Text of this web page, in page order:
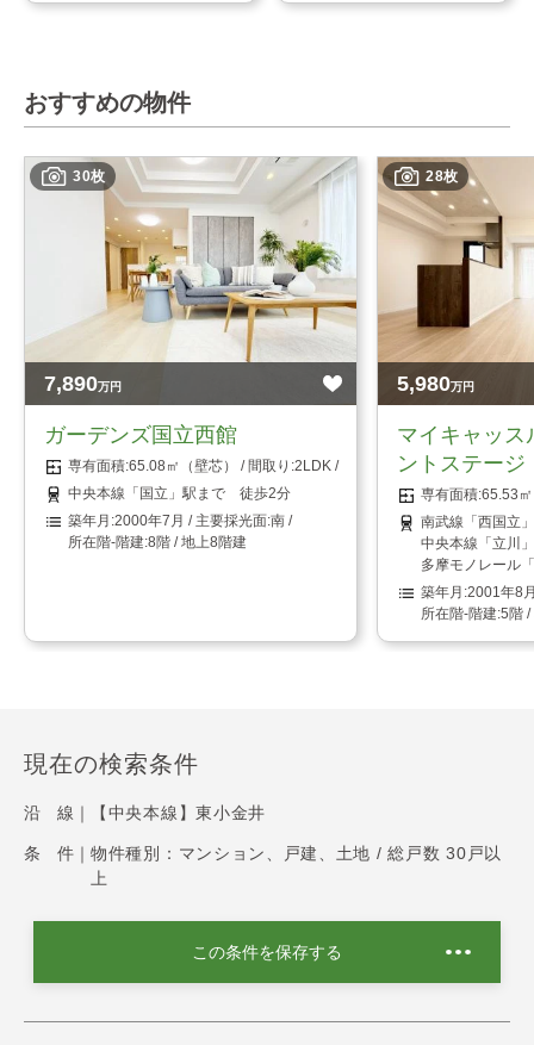
おすすめの物件
30枚
7,890万円
ガーデンズ国立西館
65.08㎡（壁芯）
2LDK
中央本線「国立」駅まで 徒歩2分
2000年7月
南
8階 / 地上8階建
28枚
5,980万円
マイキャッス
ントステージ
65.53
南武線「西国立
中央本線「立川
多摩モノレール
2001年8
5階 /
現在の検索条件
沿 線｜ 【中央本線】東小金井
条 件｜ 物件種別：マンション、戸建、土地 / 総戸数 30戸以
上
この条件を保存する